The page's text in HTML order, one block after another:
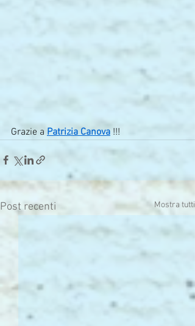
Grazie a Patrizia Canova !!!
Post recenti Mostra tutti